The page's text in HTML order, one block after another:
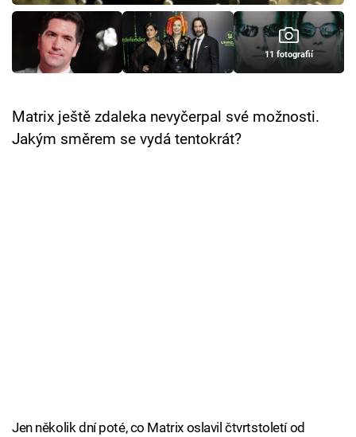
TV Program
Sledujte prima+ 11 fotografií
Matrix ještě zdaleka nevyčerpal své možnosti.
Jakým směrem se vydá tentokrát?
Jen několik dní poté, co Matrix oslavil čtvrtstoletí od